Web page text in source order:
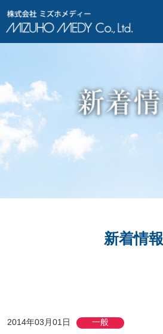
新着情報
2014年03月01日 一般